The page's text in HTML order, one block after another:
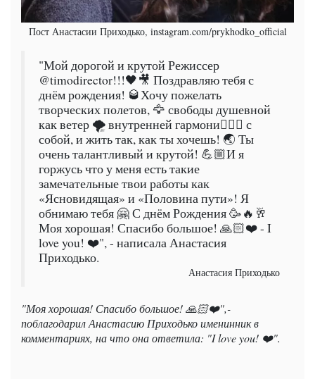
Пост Анастасии Приходько, instagram.com/prykhodko_official
"Мой дорогой и крутой Режиссер
@timodirector!!!🖤🎥 Поздравляю тебя с
днём рождения! 🥃Хочу пожелать
творческих полетов, 🦅 свободы душевной
как ветер 🌪 внутренней гармони🧘🏻‍♂️ с
собой, и жить так, как ты хочешь! 🌏 Ты
очень талантливый и крутой! 💪🏼И я
горжусь что у меня есть такие
замечательные твои работы как
«Ясновидящая» и «Половина пути»! Я
обнимаю тебя 🤗 С днём Рождения 🥳🔥🥂
Моя хорошая! Спасибо большое! 🙏🏻❤️ - I
love you! ❤️", - написала Анастасия
Приходько.
Анастасия Приходько
"Моя хорошая! Спасибо большое! 🙏🏻❤️",-
поблагодарил Анастасию Приходько именинник в
комментариях, на что она ответила: "I love you! ❤️".